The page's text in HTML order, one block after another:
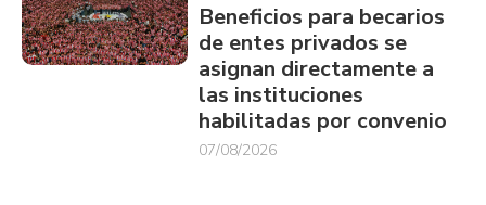
Beneficios para becarios
de entes privados se
asignan directamente a
las instituciones
habilitadas por convenio
07/08/2026